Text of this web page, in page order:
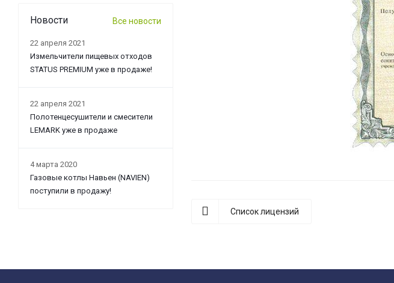
Список лицензий
Новости Все новости
22 апреля 2021
Измельчители пищевых отходов
STATUS PREMIUM уже в продаже!
22 апреля 2021
Полотенцесушители и смесители
LEMARK уже в продаже
4 марта 2020
Газовые котлы Навьен (NAVIEN)
поступили в продажу!